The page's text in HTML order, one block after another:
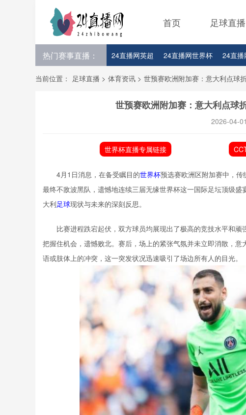
首页 足球直播
热门赛事直播： 24直播网英超 24直播网世界杯 24直播
24直播网意甲 24直播网法甲 24直播网
24直播网比赛足球欧洲杯参赛队伍 24直
当前位置： 足球直播 > 体育资讯 > 世预赛欧洲附加赛：意大利点球
世预赛欧洲附加赛：意大利点球
2026-04-
世界杯直播专属链接
4月1日消息，在备受瞩目的世界杯预选赛欧洲区附加赛中，传
最终不敌波黑队，遗憾地连续三届无缘世界杯这一国际足坛顶级
大利足球现状与未来的深刻反思。
比赛进程跌宕起伏，双方球员均展现出了极高的竞技水平和
把握住机会，遗憾败北。赛后，场上的紧张气氛并未立即消散，意
语或肢体上的冲突，这一突发状况迅速吸引了场边所有人的目光。